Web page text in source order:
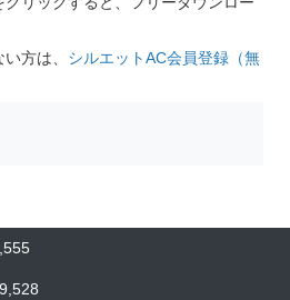
方は、 シルエットAC会員登録（無